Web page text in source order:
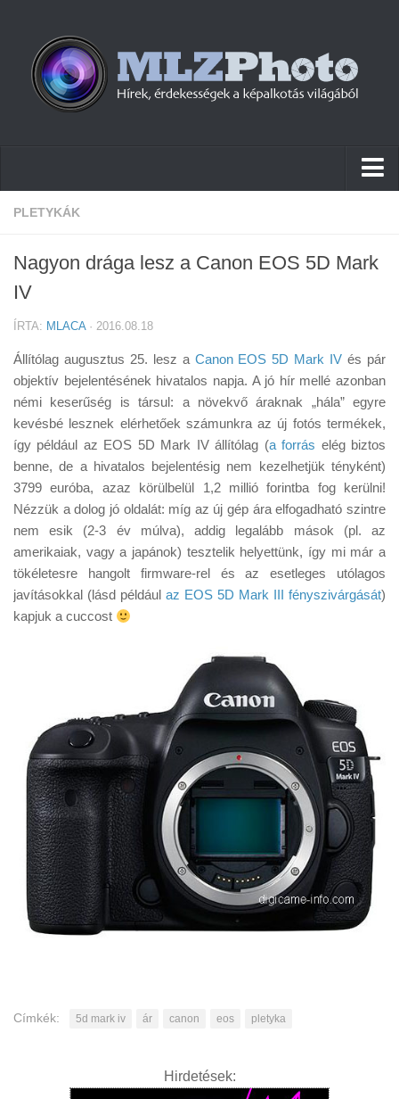
Hírek
Cikkek
Tudástár
Tanácsok
Érdekességek
Helyszíni Riport
E-BB
PLETYKÁK
Nagyon drága lesz a Canon EOS 5D Mark
IV
ÍRTA: MLACA· 2016.08.18
Állítólag augusztus 25. lesz a Canon EOS 5D Mark IV és pár
objektív bejelentésének hivatalos napja. A jó hír mellé azonban
némi keserűség is társul: a növekvő áraknak „hála” egyre
kevésbé lesznek elérhetőek számunkra az új fotós termékek,
így például az EOS 5D Mark IV állítólag (a forrás elég biztos
benne, de a hivatalos bejelentésig nem kezelhetjük tényként)
3799 euróba, azaz körülbelül 1,2 millió forintba fog kerülni!
Nézzük a dolog jó oldalát: míg az új gép ára elfogadható szintre
nem esik (2-3 év múlva), addig legalább mások (pl. az
amerikaiak, vagy a japánok) tesztelik helyettünk, így mi már a
tökéletesre hangolt firmware-rel és az esetleges utólagos
javításokkal (lásd például az EOS 5D Mark III fényszivárgását)
kapjuk a cuccost
Címkék: 5d mark iv ár canon eos pletyka
Hirdetések: